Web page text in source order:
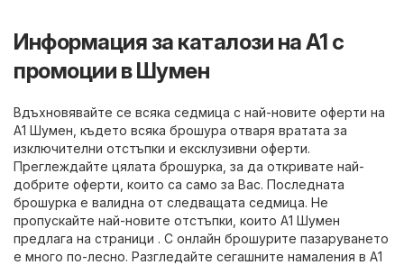
Информация за каталози на A1 с
промоции в Шумен
Вдъхновявайте се всяка седмица с най-новите оферти на
A1 Шумен, където всяка брошура отваря вратата за
изключителни отстъпки и ексклузивни оферти.
Преглеждайте цялата брошурка, за да откривате най-
добрите оферти, които са само за Вас. Последната
брошурка е валидна от следващата седмица. Не
пропускайте най-новите отстъпки, които A1 Шумен
предлага на страници . С онлайн брошурите пазаруването
е много по-лесно. Разгледайте сегашните намаления в A1